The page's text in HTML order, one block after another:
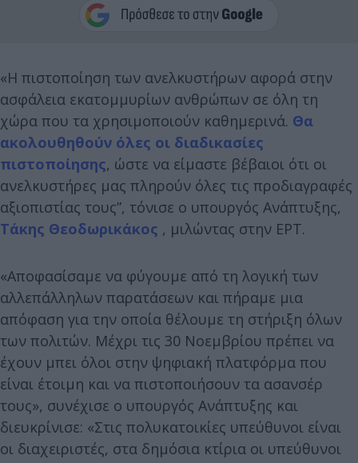
«Η πιστοποίηση των ανελκυστήρων αφορά στην
ασφάλεια εκατομμυρίων ανθρώπων σε όλη τη
χώρα που τα χρησιμοποιούν καθημερινά. Θα
ακολουθηθούν όλες οι διαδικασίες
πιστοποίησης, ώστε να είμαστε βέβαιοι ότι οι
ανελκυστήρες μας πληρούν όλες τις προδιαγραφές
αξιοπιστίας τους”, τόνισε ο υπουργός Ανάπτυξης,
Τάκης Θεοδωρικάκος , μιλώντας στην ΕΡΤ.
«Αποφασίσαμε να φύγουμε από τη λογική των
αλλεπάλληλων παρατάσεων και πήραμε μια
απόφαση για την οποία θέλουμε τη στήριξη όλων
των πολιτών. Μέχρι τις 30 Νοεμβρίου πρέπει να
έχουν μπει όλοι στην ψηφιακή πλατφόρμα που
είναι έτοιμη και να πιστοποιήσουν τα ασανσέρ
τους», συνέχισε ο υπουργός Ανάπτυξης και
διευκρίνισε: «Στις πολυκατοικίες υπεύθυνοι είναι
οι διαχειριστές, στα δημόσια κτίρια οι υπεύθυνοι